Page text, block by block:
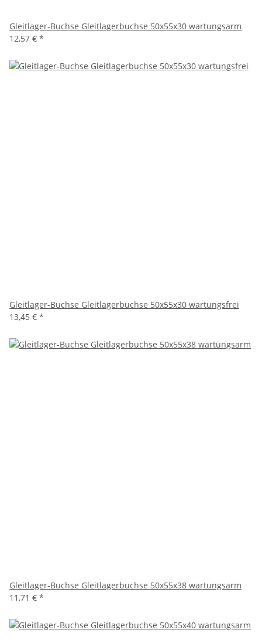
Gleitlager-Buchse Gleitlagerbuchse 50x55x30 wartungsarm
12,57 € *
Gleitlager-Buchse Gleitlagerbuchse 50x55x30 wartungsfrei
13,45 € *
Gleitlager-Buchse Gleitlagerbuchse 50x55x38 wartungsarm
11,71 € *